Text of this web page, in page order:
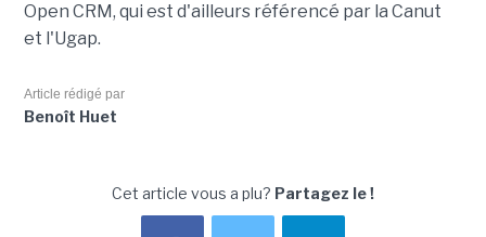
Open CRM, qui est d'ailleurs référencé par la Canut
et l'Ugap.
Article rédigé par
Benoît Huet
Cet article vous a plu? Partagez le !